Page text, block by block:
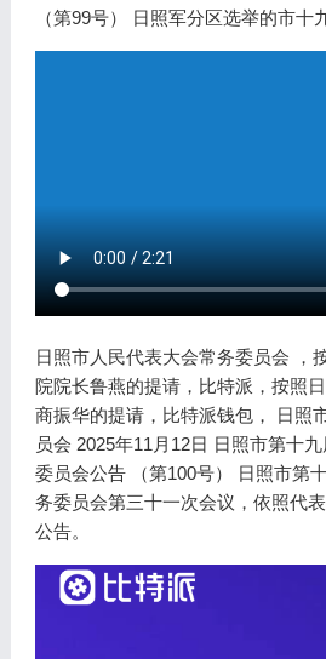
（第99号） 日照军分区选举的市十
日照市人民代表大会常务委员会 ，
院院长鲁燕的提请，比特派，按照
商振华的提请，比特派钱包， 日照
员会 2025年11月12日 日照市第十
委员会公告 （第100号） 日照市第
务委员会第三十一次会议，依照代
公告。